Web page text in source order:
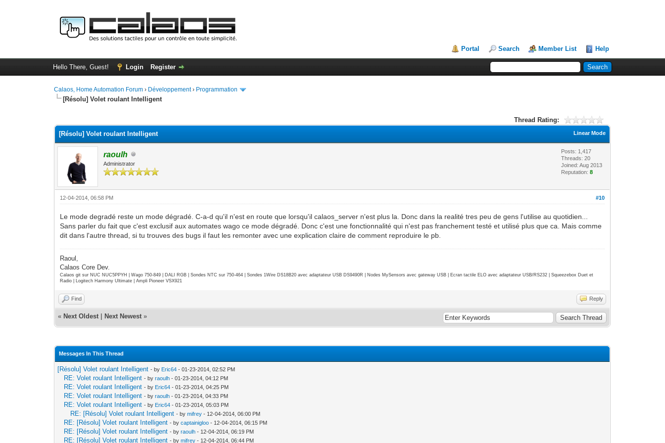
Portal Search Member List Help
Hello There, Guest! Login Register
Calaos, Home Automation Forum › Développement› Programmation
[Résolu] Volet roulant Intelligent
Thread Rating:
Linear Mode
[Résolu] Volet roulant Intelligent
raoulh
Administrator
Posts: 1,417
Threads: 20
Joined: Aug 2013
Reputation:8
#10
12-04-2014, 06:58 PM
Le mode degradé reste un mode dégradé. C-a-d qu'il n'est en route que lorsqu'il calaos_server n'est plus la. Donc dans la realité tres peu de gens l'utilise au quotidien...
Sans parler du fait que c'est exclusif aux automates wago ce mode dégradé. Donc c'est une fonctionnalité qui n'est pas franchement testé et utilisé plus que ca. Mais comme
dit dans l'autre thread, si tu trouves des bugs il faut les remonter avec une explication claire de comment reproduire le pb.
Raoul,
Calaos Core Dev.
Calaos git sur NUC NUC5PPYH | Wago 750-849 | DALI RGB | Sondes NTC sur 750-464 | Sondes 1Wire DS18B20 avec adaptateur USB DS9490R | Nodes MySensors avec gateway USB | Ecran tactile ELO avec adaptateur USB/RS232 | Squeezebox Duet et
Radio | Logitech Harmony Ultimate | Ampli Pioneer VSX921
Find Reply
« Next Oldest Next Newest »
Messages In This Thread
[Résolu] Volet roulant Intelligent - by Eric64 - 01-23-2014, 02:52 PM
RE: Volet roulant Intelligent - byraoulh - 01-23-2014, 04:12 PM
RE: Volet roulant Intelligent - by Eric64 - 01-23-2014, 04:25 PM
RE: Volet roulant Intelligent - byraoulh - 01-23-2014, 04:33 PM
RE: Volet roulant Intelligent - by Eric64 - 01-23-2014, 05:03 PM
RE: [Résolu] Volet roulant Intelligent - bymifrey - 12-04-2014, 06:00 PM
RE: [Résolu] Volet roulant Intelligent - bycaptainigloo - 12-04-2014, 06:15 PM
RE: [Résolu] Volet roulant Intelligent - byraoulh - 12-04-2014, 06:19 PM
RE: [Résolu] Volet roulant Intelligent - bymifrey - 12-04-2014, 06:44 PM